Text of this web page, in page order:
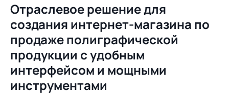
Отраслевое решение для
создания интернет-магазина по
продаже полиграфической
продукции с удобным
интерфейсом и мощными
инструментами